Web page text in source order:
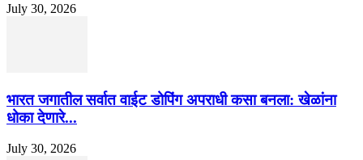
July 30, 2026
भारत जगातील सर्वात वाईट डोपिंग अपराधी कसा बनला: खेळांना
धोका देणारे...
July 30, 2026